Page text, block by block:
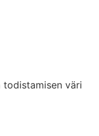
todistamisen väri